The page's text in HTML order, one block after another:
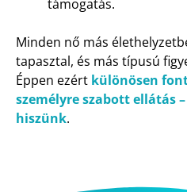
támogatás.
Minden nő más
tapasztal, és más típusú
Éppen ezért különösen
személyre szabott ellátás
hiszünk.